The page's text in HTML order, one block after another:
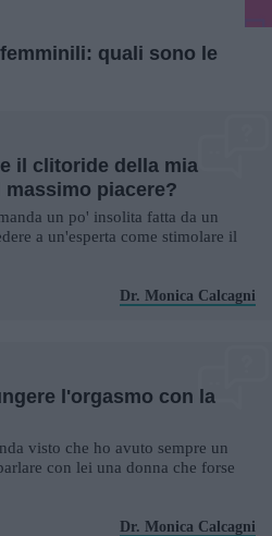
quali sono le
il clitoride della mia
massimo piacere?
un po' insolita fatta da un
a un'esperta come stimolare il
Dr. Monica Calcagni
l'orgasmo con la
visto che ho avuto sempre un
con lei una donna che forse
Dr. Monica Calcagni